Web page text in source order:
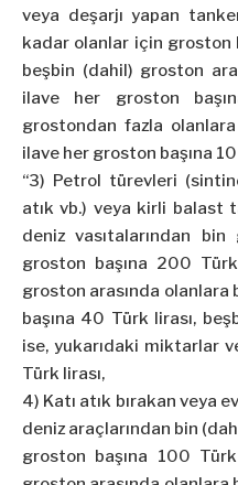
veya deşarjı yapan
kadar olanlar için groston
beşbin (dahil) groston
ilave her groston
grostondan fazla
ilave her groston başına 10
“3) Petrol türevleri
atık vb.) veya kirli balast
deniz vasıtalarından
groston başına 200
groston arasında
başına 40 Türk lirası,
ise, yukarıdaki miktarlar
Türk lirası,
4) Katı atık bırakan veya
deniz araçlarından bin
groston başına 100